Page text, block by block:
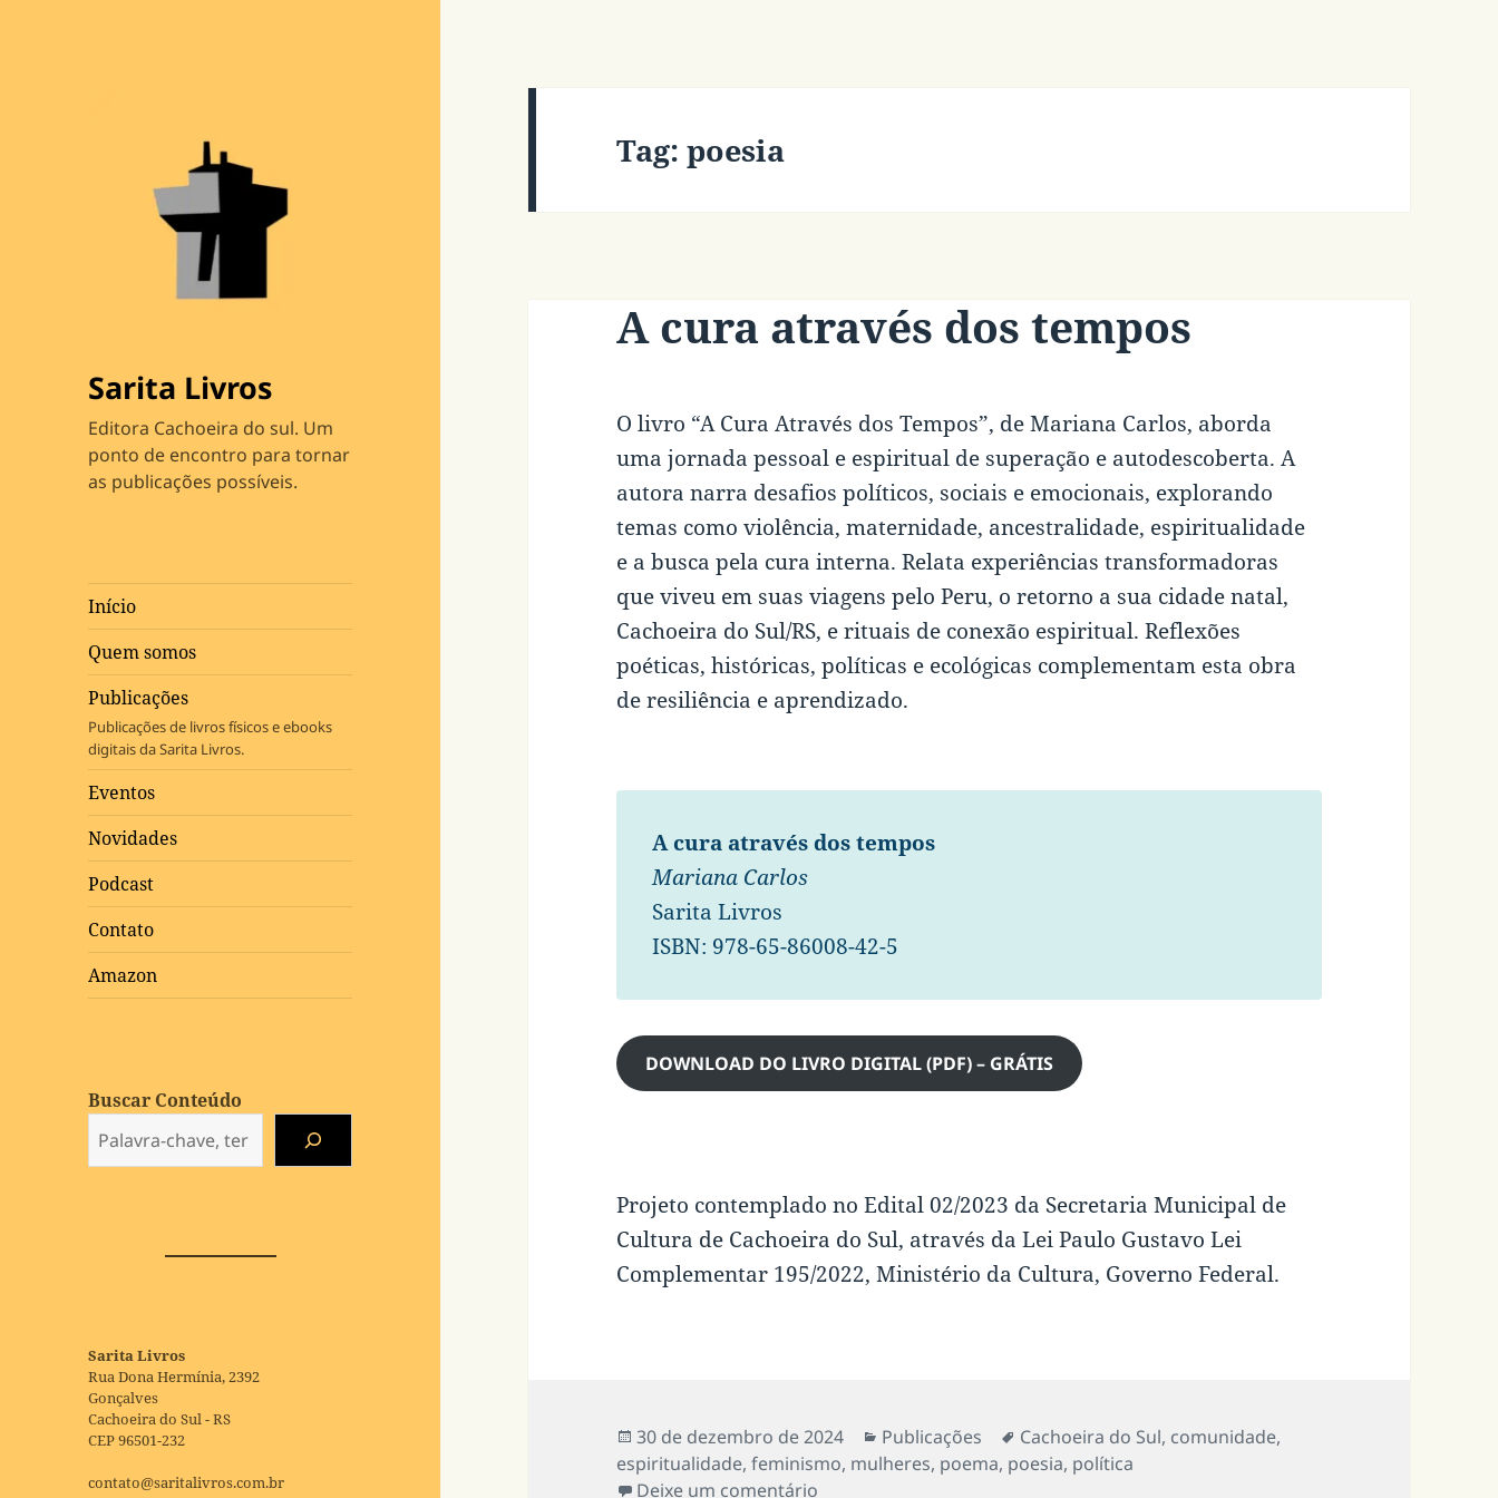
Sarita Livros
Editora Cachoeira do sul. Um
ponto de encontro para tornar
as publicações possíveis.
Início
Quem somos
Publicações
Publicações de livros físicos e ebooks
digitais da Sarita Livros.
Eventos
Novidades
Podcast
Contato
Amazon
Buscar Conteúdo
Sarita Livros
Rua Dona Hermínia, 2392
Gonçalves
Cachoeira do Sul - RS
CEP 96501-232
contato@saritalivros.com.br
Tag:poesia
A cura através dos tempos
O livro “A Cura Através dos Tempos”, de Mariana Carlos, aborda
uma jornada pessoal e espiritual de superação e autodescoberta. A
autora narra desafios políticos, sociais e emocionais, explorando
temas como violência, maternidade, ancestralidade, espiritualidade
e a busca pela cura interna. Relata experiências transformadoras
que viveu em suas viagens pelo Peru, o retorno a sua cidade natal,
Cachoeira do Sul/RS, e rituais de conexão espiritual. Reflexões
poéticas, históricas, políticas e ecológicas complementam esta obra
de resiliência e aprendizado.
A cura através dos tempos
Mariana Carlos
Sarita Livros
ISBN: 978-65-86008-42-5
DOWNLOAD DO LIVRO DIGITAL (PDF) – GRÁTIS
Projeto contemplado no Edital 02/2023 da Secretaria Municipal de
Cultura de Cachoeira do Sul, através da Lei Paulo Gustavo Lei
Complementar 195/2022, Ministério da Cultura, Governo Federal.
Publicado
em
30 de dezembro de 2024 Categorias
Publicações Tags
Cachoeira do Sul, comunidade,
espiritualidade,feminismo, mulheres, poema, poesia, política
Deixe um comentário